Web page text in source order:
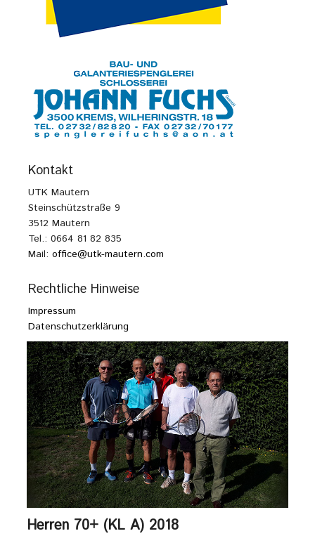
Kontakt
UTK Mautern
Steinschützstraße 9
3512 Mautern
Tel.: 0664 81 82 835
Mail: office@utk-mautern.com
Rechtliche Hinweise
Impressum
Datenschutzerklärung
Herren 70+ (KL A) 2018